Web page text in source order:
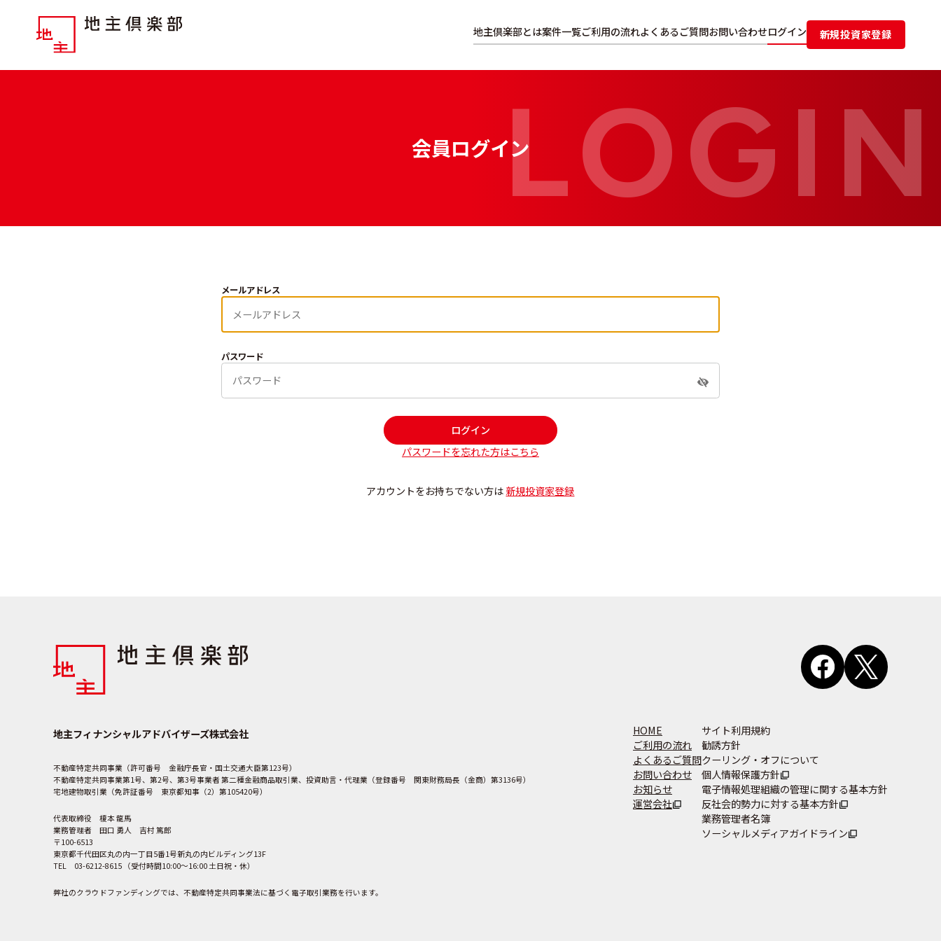
地主倶楽部とは案件一覧ご利用の流れよくあるご質問お問い合わせログイン 新規投資家登録
会員ログイン
メールアドレス
パスワード
ログイン
パスワードを忘れた方はこちら
アカウントをお持ちでない方は 新規投資家登録
地主フィナンシャルアドバイザーズ株式会社
不動産特定共同事業（許可番号 金融庁長官・国土交通大臣第123号）
不動産特定共同事業第1号、第2号、第3号事業者 第二種金融商品取引業、投資助言・代理業（登録番号 関東財務局長（金商）第3136号）
宅地建物取引業（免許証番号 東京都知事（2）第105420号）
代表取締役 榎本 龍馬
業務管理者 田口 勇人 吉村 篤郎
〒100-6513
東京都千代田区丸の内一丁目5番1号新丸の内ビルディング13F
TEL 03-6212-8615 （受付時間10:00～16:00 土日祝・休）
弊社のクラウドファンディングでは、不動産特定共同事業法に基づく電子取引業務を行います。
HOME
ご利用の流れ
よくあるご質問
お問い合わせ
お知らせ
運営会社
サイト利用規約
勧誘方針
クーリング・オフについて
個人情報保護方針
電子情報処理組織の管理に関する基本方針
反社会的勢力に対する基本方針
業務管理者名簿
ソーシャルメディアガイドライン